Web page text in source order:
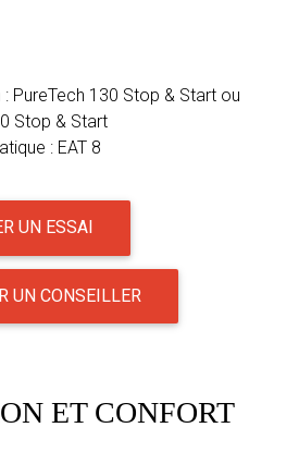
PureTech 130 Stop & Start ou
Stop & Start
: EAT 8
UN ESSAI
UN CONSEILLER
ET CONFORT